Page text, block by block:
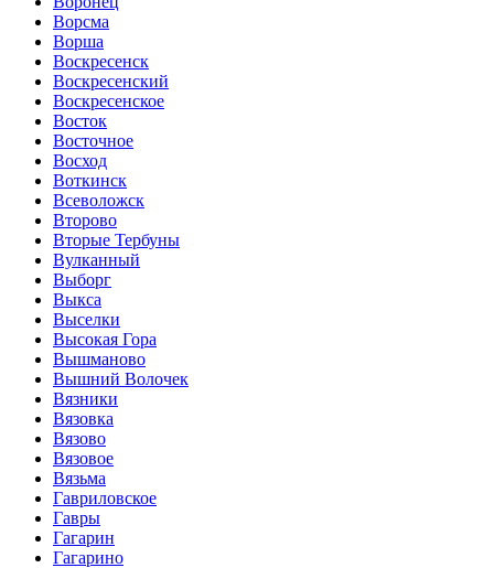
Ворсма
Ворша
Воскресенск
Воскресенский
Воскресенское
Восток
Восточное
Восход
Воткинск
Всеволожск
Второво
Вторые Тербуны
Вулканный
Выборг
Выкса
Выселки
Высокая Гора
Вышманово
Вышний Волочек
Вязники
Вязовка
Вязово
Вязовое
Вязьма
Гавриловское
Гавры
Гагарин
Гагарино